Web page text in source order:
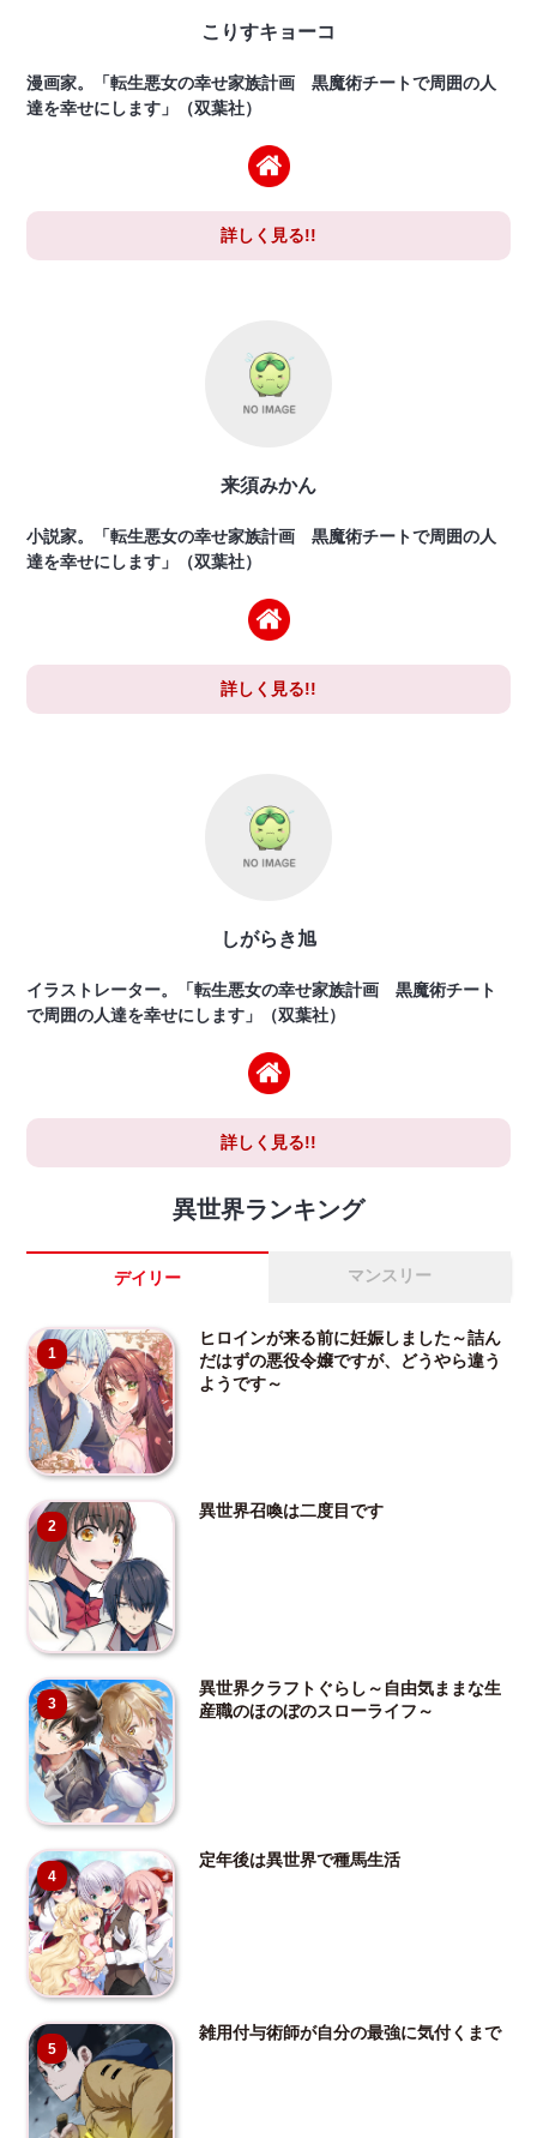
こりすキョーコ
漫画家。「転生悪女の幸せ家族計画 黒魔術チートで周囲の人
達を幸せにします」（双葉社）
詳しく見る!!
来須みかん
小説家。「転生悪女の幸せ家族計画 黒魔術チートで周囲の人
達を幸せにします」（双葉社）
詳しく見る!!
しがらき旭
イラストレーター。「転生悪女の幸せ家族計画 黒魔術チート
で周囲の人達を幸せにします」（双葉社）
詳しく見る!!
異世界ランキング
デイリー マンスリー
1
ヒロインが来る前に妊娠しました～詰ん
だはずの悪役令嬢ですが、どうやら違う
ようです～
2
異世界召喚は二度目です
3
異世界クラフトぐらし～自由気ままな生
産職のほのぼのスローライフ～
4
定年後は異世界で種馬生活
5
雑用付与術師が自分の最強に気付くまで